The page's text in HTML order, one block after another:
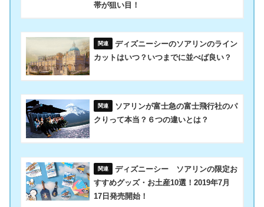
帯が狙い目！
ディズニーシーのソアリンのライン
カットはいつ？いつまでに並べば良い？
ソアリンが富士急の富士飛行社のパ
クりって本当？６つの違いとは？
ディズニーシー ソアリンの限定お
すすめグッズ・お土産10選！2019年7月
17日発売開始！